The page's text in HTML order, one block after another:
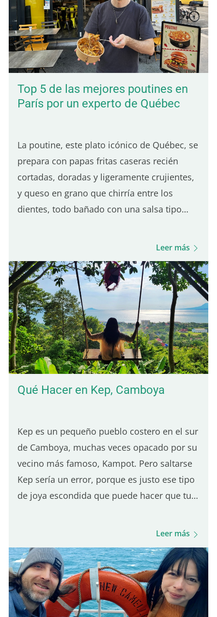
Top 5 de las mejores poutines en
París por un experto de Québec
La poutine, este plato icónico de Québec, se
prepara con papas fritas caseras recién
cortadas, doradas y ligeramente crujientes,
y queso en grano que chirría entre los
dientes, todo bañado con una salsa tipo
estos tres ingredientes lo que define una
lugares en París sirven poutine, solo uno
destaca realmente por su autenticidad
quebequense. Aquí tienes cinco de los
mejores lugares para que disfrutes de una
verdadera poutine en París: 5.° lugar – Hot
Corner: Poutine halal barata Hot Corner es
un pequeño local…
Leer más
Qué Hacer en Kep, Camboya
Kep es un pequeño pueblo costero en el sur
de Camboya, muchas veces opacado por su
vecino más famoso, Kampot. Pero saltarse
Kep sería un error, porque es justo ese tipo
de joya escondida que puede hacer que tu
como está a solo 30 minutos de Kampot, es
un día. De hecho, fue el primer pueblo en el
que paré al llegar a Camboya, y me
sorprendió de la mejor manera. El ambiente
es tranquilo, la vida local sigue muy
Leer más